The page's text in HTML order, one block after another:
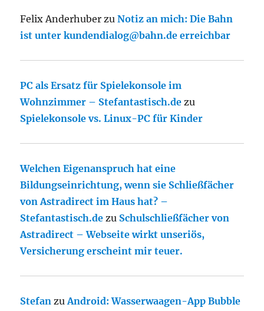
Felix Anderhuber zuNotiz an mich: Die Bahn
ist unter kundendialog@bahn.de erreichbar
PC als Ersatz für Spielekonsole im
Wohnzimmer – Stefantastisch.de zu
Spielekonsole vs. Linux-PC für Kinder
Welchen Eigenanspruch hat eine
Bildungseinrichtung, wenn sie Schließfächer
von Astradirect im Haus hat? –
Stefantastisch.de zu Schulschließfächer von
Astradirect – Webseite wirkt unseriös,
Versicherung erscheint mir teuer.
Stefan zuAndroid: Wasserwaagen-App Bubble